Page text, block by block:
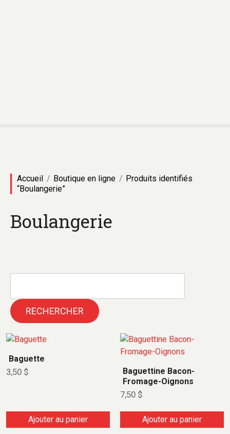
Accueil Boutique en ligne
Produits identifiés
“Boulangerie”
Boulangerie
RECHERCHER
Baguette
3,50 $
Ajouter au panier
Baguettine Bacon-
Fromage-Oignons
7,50 $
Ajouter au panier